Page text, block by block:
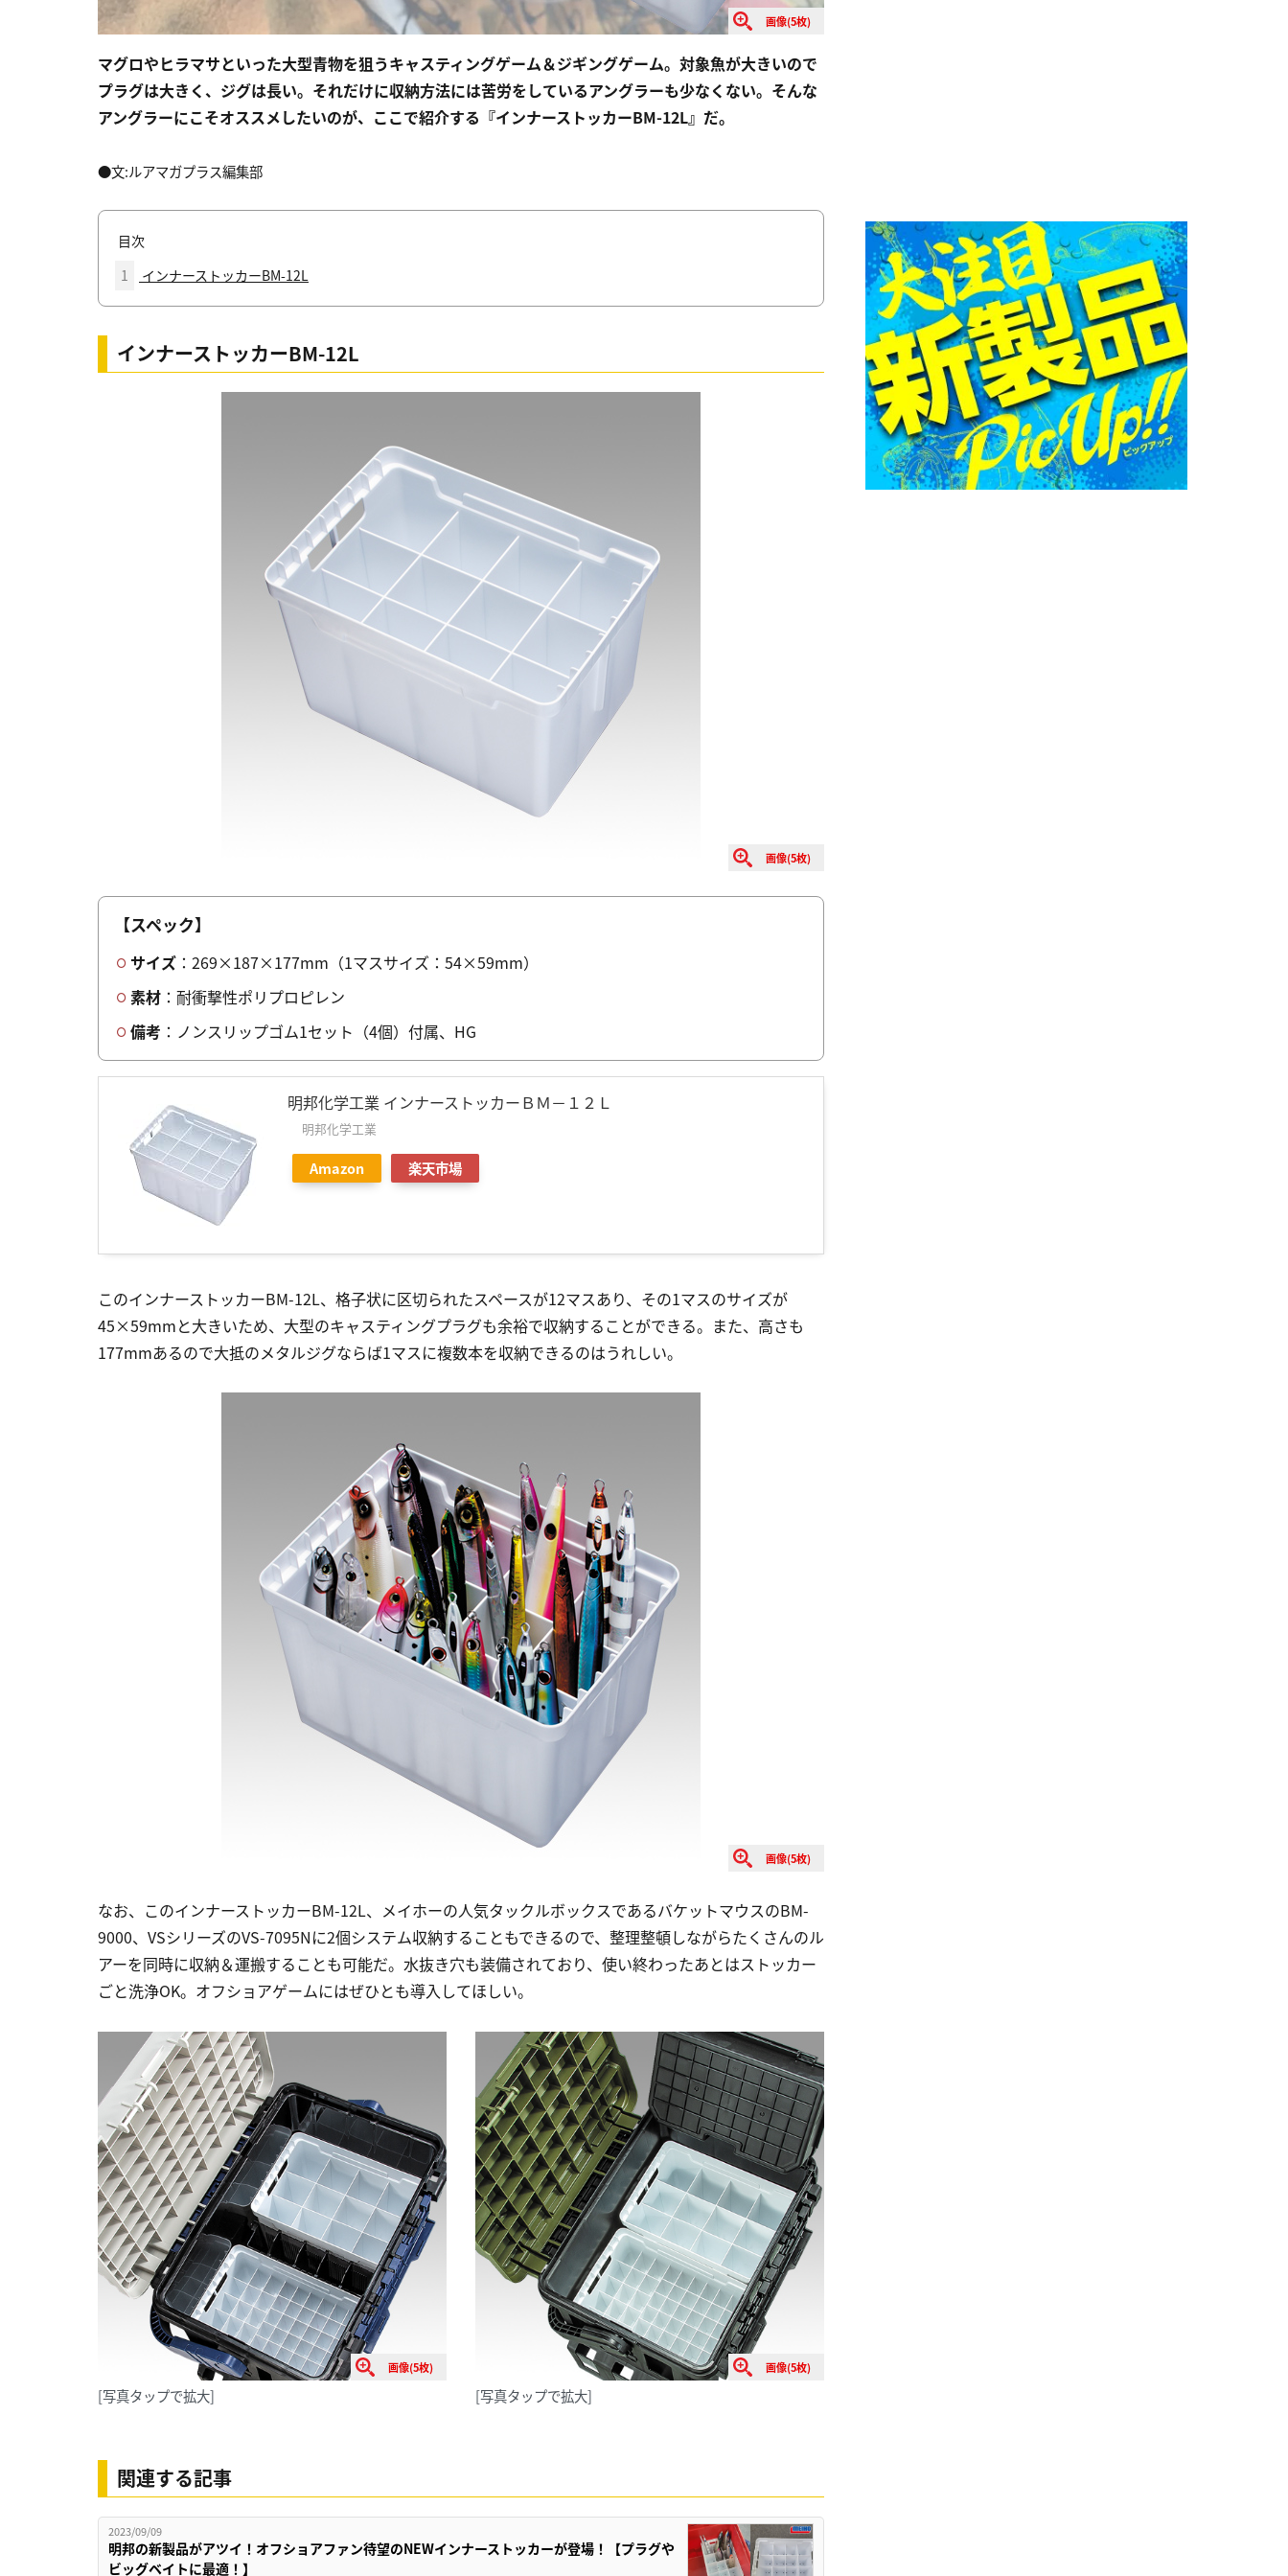
画像(5枚)
マグロやヒラマサといった大型青物を狙うキャスティングゲーム＆ジギングゲーム。対象魚が大きいので
プラグは大きく、ジグは長い。それだけに収納方法には苦労をしているアングラーも少なくない。そんな
アングラーにこそオススメしたいのが、ここで紹介する『インナーストッカーBM-12L』だ。
●文:ルアマガプラス編集部
目次
1
インナーストッカーBM-12L
インナーストッカーBM-12L
画像(5枚)
【スペック】
サイズ ：269×187×177mm（1マスサイズ：54×59mm）
素材 ：耐衝撃性ポリプロピレン
備考 ：ノンスリップゴム1セット（4個）付属、HG
明邦化学工業 インナーストッカーＢＭ－１２Ｌ
明邦化学工業
Amazon 楽天市場
このインナーストッカーBM-12L、格子状に区切られたスペースが12マスあり、その1マスのサイズが
45×59mmと大きいため、大型のキャスティングプラグも余裕で収納することができる。また、高さも
177mmあるので大抵のメタルジグならば1マスに複数本を収納できるのはうれしい。
画像(5枚)
なお、このインナーストッカーBM-12L、メイホーの人気タックルボックスであるバケットマウスのBM-
9000、VSシリーズのVS-7095Nに2個システム収納することもできるので、整理整頓しながらたくさんのル
アーを同時に収納＆運搬することも可能だ。水抜き穴も装備されており、使い終わったあとはストッカー
ごと洗浄OK。オフショアゲームにはぜひとも導入してほしい。
画像(5枚)
[写真タップで拡大]
画像(5枚)
[写真タップで拡大]
関連する記事
2023/09/09
明邦の新製品がアツイ！オフショアファン待望のNEWインナーストッカーが登場！【プラグや
ビッグベイトに最適！】